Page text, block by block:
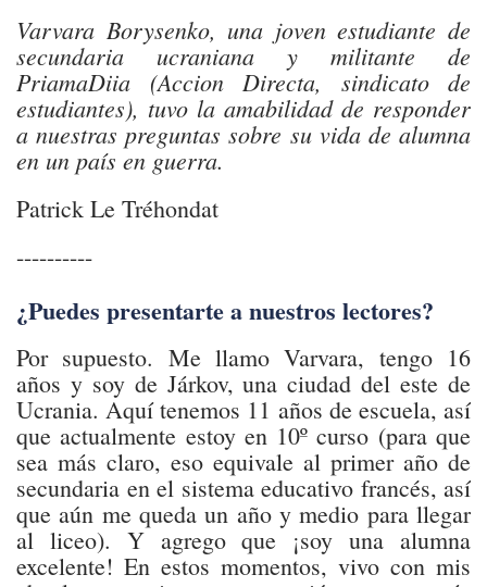
Varvara Borysenko, una joven estudiante de
secundaria ucraniana y militante de
PriamaDiia (Accion Directa, sindicato de
estudiantes), tuvo la amabilidad de responder
a nuestras preguntas sobre su vida de alumna
en un país en guerra.
Patrick Le Tréhondat
----------
¿Puedes presentarte a nuestros lectores?
Por supuesto. Me llamo Varvara, tengo 16
años y soy de Járkov, una ciudad del este de
Ucrania. Aquí tenemos 11 años de escuela, así
que actualmente estoy en 10º curso (para que
sea más claro, eso equivale al primer año de
secundaria en el sistema educativo francés, así
que aún me queda un año y medio para llegar
al liceo). Y agrego que ¡soy una alumna
excelente! En estos momentos, vivo con mis